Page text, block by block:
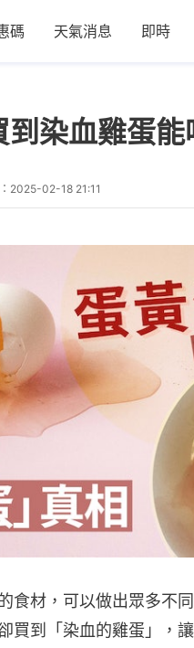
碼 天氣消息 即時
染血雞蛋
2025-02-18 21:11
食材，可以做出眾多不
買到「染血的雞蛋」，